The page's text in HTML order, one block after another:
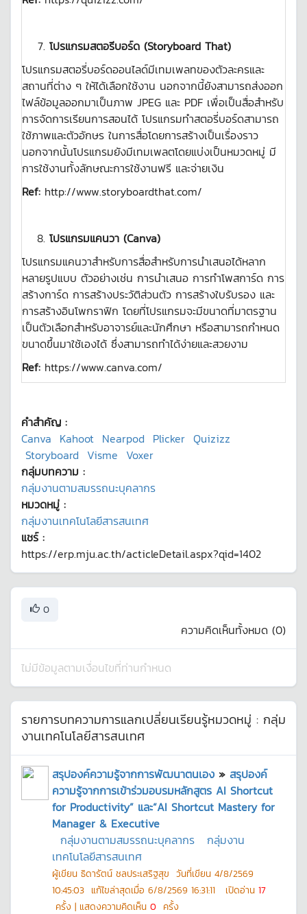
โปรแกรมสตอรีบอร์ด (Storyboard That)
โปรแกรมสตอรี่บอร์ดออนไลด์มีเทมเพลทของตัวละครและ
สถานที่ต่าง ๆ ให้ได้เลือกใช้งาน นอกจากนี้ยังสามารถส่งออก
ไฟล์ข้อมูลออกมาเป็นภาพ JPEG และ PDF เพื่อเป็นสื่อสำหรับ
การจัดการเรียนการสอนได้ โปรแกรมทำสตอรี่บอร์ดสามารถ
ใช้ภาพและตัวอักษร ในการสื่อโดยการสร้างเป็นเรื่องราว
นอกจากนั้นโปรแกรมยังมีเทมเพลตโดยแบ่งเป็นหมวดหมู่ มี
การใช้งานทั้งลักษณะการใช้งานฟรี และจ่ายเงิน
Ref: http://www.storyboardthat.com/
โปรแกรมแคนวา (Canva)
โปรแกรมแคนวาสำหรับการสื่อสำหรับการนำเสนอได้หลาก
หลายรูปแบบ ตัวอย่างเช่น การนำเสนอ การทำโพสการ์ด การ
สร้างการ์ด การสร้างประวัติส่วนตัว การสร้างใบรับรอง และ
การสร้างอินโพกราฟิก โดยที่โปรแกรมจะมีขนาดที่มาตรฐาน
เป็นตัวเลือกสำหรับอาจารย์และนักศึกษา หรือสามารถกำหนด
ขนาดขึ้นมาใช้เองได้ ซึ่งสามารถทำได้ง่ายและสวยงาม
Ref: https://www.canva.com/
คำสำคัญ :
Canva Kahoot Nearpod Plicker Quizizz
Storyboard Visme Voxer
กลุ่มบทความ :
กลุ่มงานตามสมรรถนะบุคลากร
หมวดหมู่ :
กลุ่มงานเทคโนโลยีสารสนเทศ
แชร์ :
https://erp.mju.ac.th/acticleDetail.aspx?qid=1402
0
ความคิดเห็นทั้งหมด (0)
ไม่มีข้อมูลตามเงื่อนไขที่ท่านกำหนด
รายการบทความการแลกเปลี่ยนเรียนรู้หมวดหมู่ : กลุ่ม
งานเทคโนโลยีสารสนเทศ
สรุปองค์ความรู้จากการพัฒนาตนเอง » สรุปองค์
ความรู้จากการเข้าร่วมอบรมหลักสูตร AI Shortcut
for Productivity” และ“AI Shortcut Mastery for
Manager & Executive
กลุ่มงานตามสมรรถนะบุคลากร
กลุ่มงาน
เทคโนโลยีสารสนเทศ
ผู้เขียน ธิดารัตน์ ชลประเสริฐสุข วันที่เขียน 4/8/2569
10:45:03 แก้ไขล่าสุดเมื่อ 6/8/2569 16:31:11 เปิดอ่าน 17
ครั้ง | แสดงความคิดเห็น 0 ครั้ง